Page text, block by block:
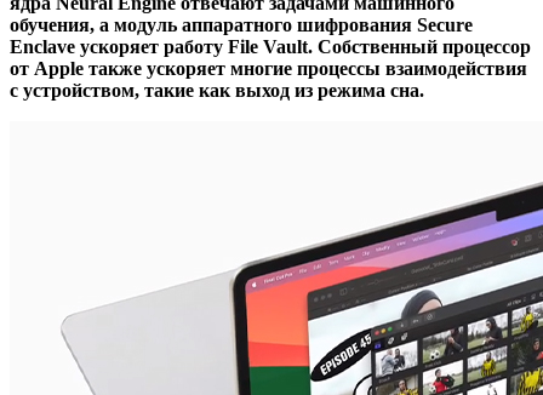
обучения, а модуль аппаратного шифрования Secure
Enclave ускоряет работу File Vault. Собственный процессор
от Apple также ускоряет многие процессы взаимодействия
с устройством, такие как выход из режима сна.